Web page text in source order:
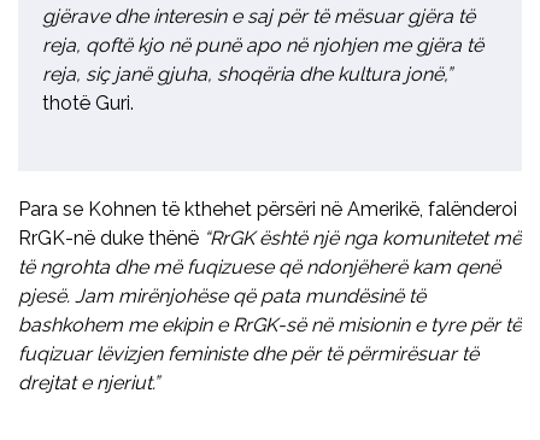
gjërave dhe interesin e saj për të mësuar gjëra të
reja, qoftë kjo në punë apo në njohjen me gjëra të
reja, siç janë gjuha, shoqëria dhe kultura jonë,”
thotë Guri.
Para se Kohnen të kthehet përsëri në Amerikë, falënderoi
RrGK-në duke thënë “RrGK është një nga komunitetet më
të ngrohta dhe më fuqizuese që ndonjëherëkam qenë
pjesë. Jam mirënjohëse që pata mundësinë të
bashkohem me ekipin e RrGK-së në misionin e tyre për të
fuqizuar lëvizjen feministe dhe për të përmirësuar të
drejtat e njeriut.”